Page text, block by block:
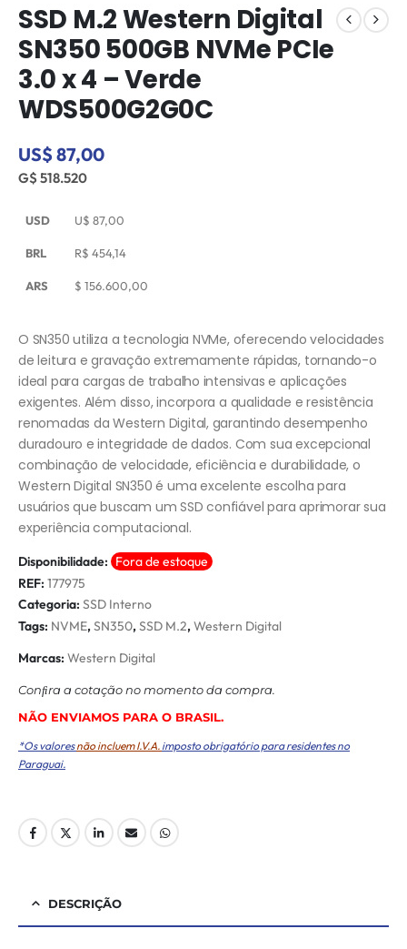
SSD M.2 Western Digital
SN350 500GB NVMe PCIe
3.0 x 4 – Verde
WDS500G2G0C
US$ 87,00
G$ 518.520
USD U$ 87,00
BRL R$ 454,14
ARS $ 156.600,00
O SN350 utiliza a tecnologia NVMe, oferecendo velocidades
de leitura e gravação extremamente rápidas, tornando-o
ideal para cargas de trabalho intensivas e aplicações
exigentes. Além disso, incorpora a qualidade e resistência
renomadas da Western Digital, garantindo desempenho
duradouro e integridade de dados. Com sua excepcional
combinação de velocidade, eficiência e durabilidade, o
Western Digital SN350 é uma excelente escolha para
usuários que buscam um SSD confiável para aprimorar sua
experiência computacional.
Disponibilidade: Fora de estoque
REF: 177975
Categoria: SSD Interno
Tags: NVME,SN350,SSD M.2,Western Digital
Marcas: Western Digital
Conﬁra a cotação no momento da compra.
NÃO ENVIAMOS PARA O BRASIL.
*Os valoresnão incluem I.V.A. imposto obrigatório para residentes no
Paraguai.
DESCRIÇÃO